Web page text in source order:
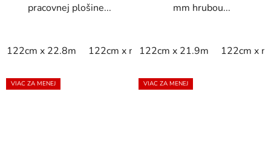
pracovnej plošine...
122cm x 22.8m 122cm x m 152cm x 22.8m 152cm
mm hrubou...
122cm x 21.9m 122cm x m
VIAC ZA MENEJ VIAC ZA MENEJ